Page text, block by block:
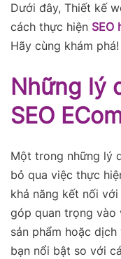
Dưới đây, Thiết kế
cách thực hiện SEO
Hãy cùng khám phá!
Những lý
SEO
Một trong những lý
bỏ qua việc thực
khả năng kết nối
góp quan trọng vào
sản phẩm hoặc
bạn nổi bật so với